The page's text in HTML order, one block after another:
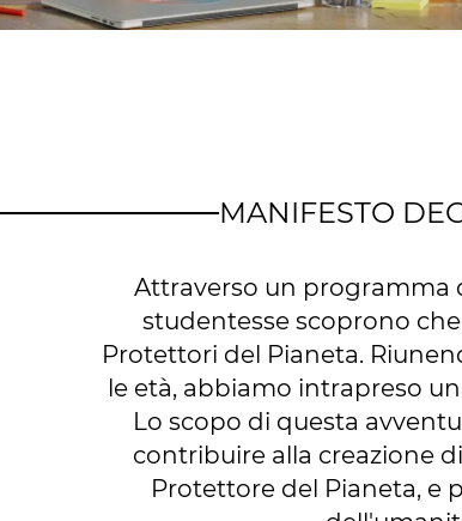
MANIFESTO
Attraverso un programma
studentesse scoprono
Protettori del Pianeta.
le età, abbiamo intrapreso
Lo scopo di questa
contribuire alla creazione
Protettore del Pianeta, e